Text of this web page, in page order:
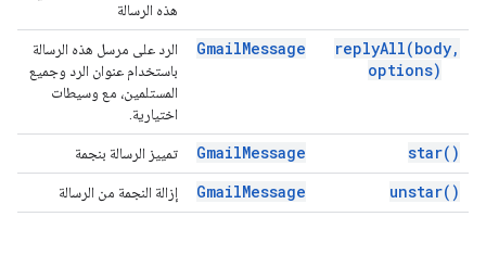
هذه الرسالة
replyAll(body,
options)
GmailMessage
الرد على مرسل هذه الرسالة
باستخدام عنوان الرد وجميع
المستلمين، مع وسيطات
اختيارية.
star( )
GmailMessage تمييز الرسالة بنجمة
unstar( )
GmailMessage إزالة النجمة من الرسالة